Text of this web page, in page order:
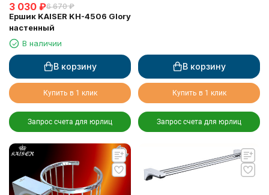
3 030 ₽6 670 ₽
Ершик KAISER KH-4506 Glory
настенный
В наличии
В корзину
Купить в 1 клик
Запрос счета для юрлиц
В корзину
Купить в 1 клик
Запрос счета для юрлиц